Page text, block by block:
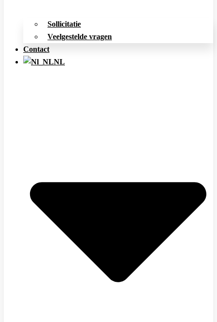
Sollicitatie
Veelgestelde vragen
Contact
NL